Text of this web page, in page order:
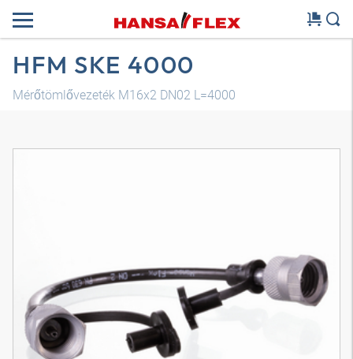
HFM SKE 4000
Mérőtömlővezeték M16x2 DN02 L=4000